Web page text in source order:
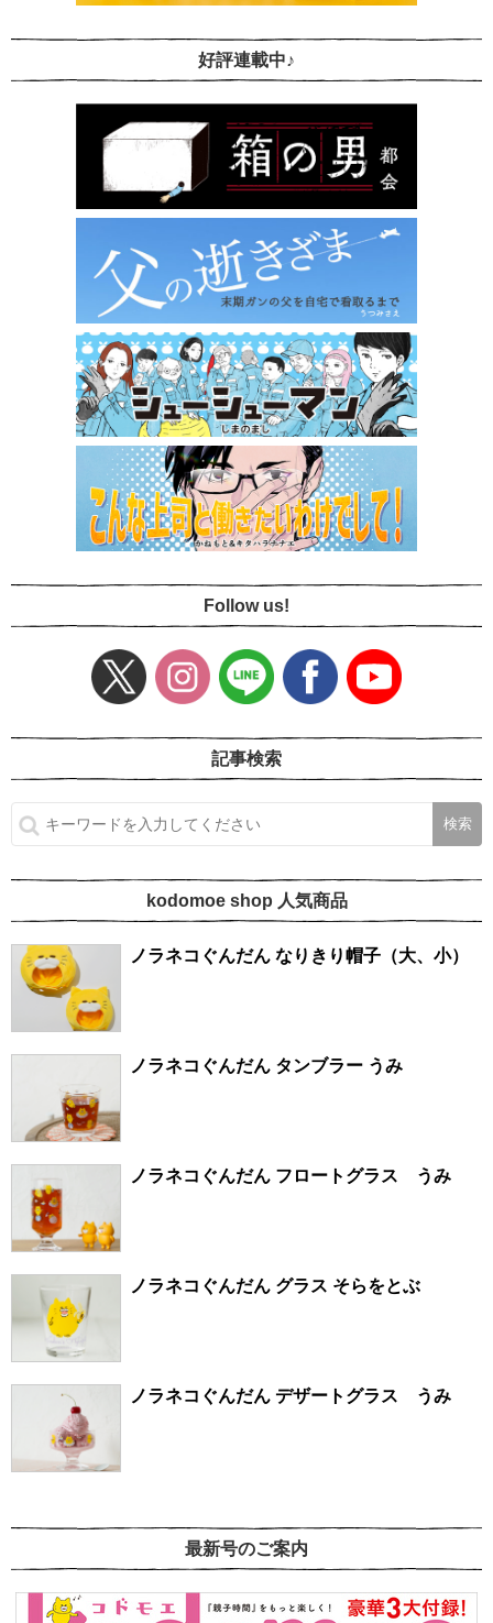
好評連載中♪
Follow us!
記事検索
kodomoe shop 人気商品
ノラネコぐんだん なりきり帽子（大、小）
ノラネコぐんだん タンブラー うみ
ノラネコぐんだん フロートグラス うみ
ノラネコぐんだん グラス そらをとぶ
ノラネコぐんだん デザートグラス うみ
最新号のご案内